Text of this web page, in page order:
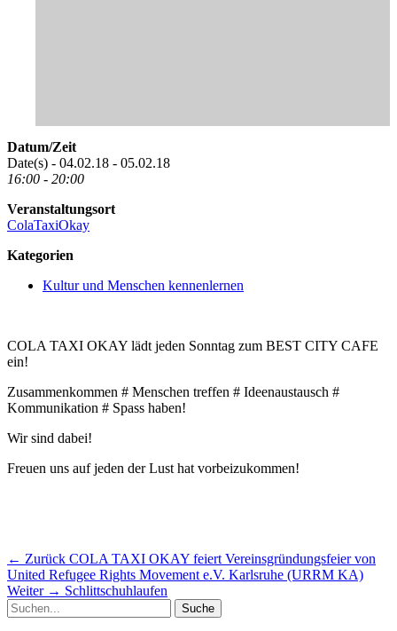
Datum/Zeit
Date(s) - 04.02.18 - 05.02.18
16:00 - 20:00
Veranstaltungsort
ColaTaxiOkay
Kategorien
Kultur und Menschen kennenlernen
COLA TAXI OKAY lädt jeden Sonntag zum BEST CITY CAFE
ein!
Zusammenkommen # Menschen treffen # Ideenaustausch #
Kommunikation # Spass haben!
Wir sind dabei!
Freuen uns auf jeden der Lust hat vorbeizukommen!
Beitragsnavigation
← Zurück Vorheriger
Beitrag:
COLA TAXI OKAY feiert Vereinsgründungsfeier von
United Refugee Rights Movement e.V. Karlsruhe (URRM KA)
Weiter → Nächster
Schlittschuhlaufen
Suche
nach: